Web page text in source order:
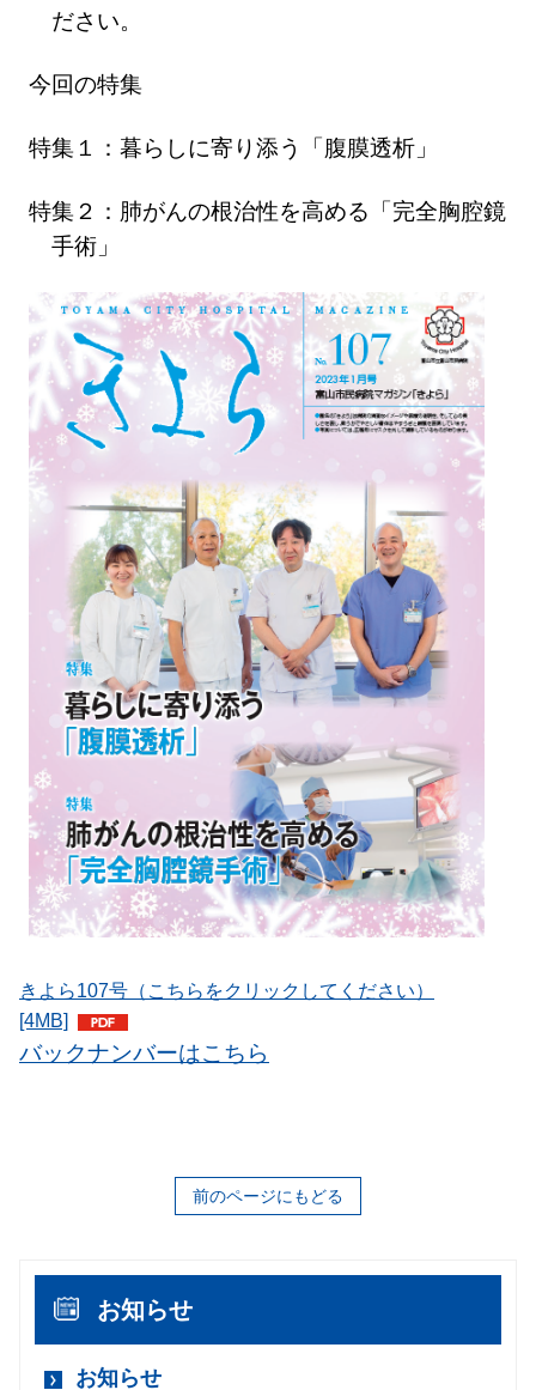
ださい。
今回の特集
特集１：暮らしに寄り添う「腹膜透析」
特集２：肺がんの根治性を高める「完全胸腔鏡
手術」
きよら107号（こちらをクリックしてください）
[4MB]
バックナンバーはこちら
前のページにもどる
お知らせ
お知らせ